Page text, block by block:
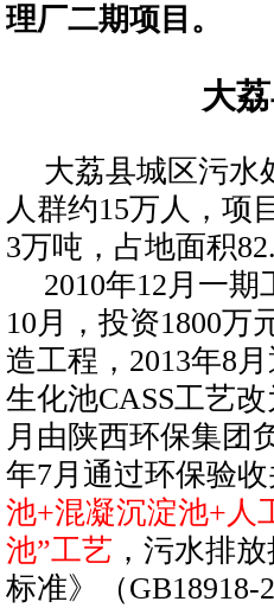
理厂二期项目。
大
大荔县城区污水
人群约15万人，项
3万吨，占地面积
2010年12月一
10月，投资1800万
造工程，2013年8
生化池CASS工艺
月由陕西环保集团
年7月通过环保验
池+混凝沉淀池+人
池”工艺 ，污水排
标准》（